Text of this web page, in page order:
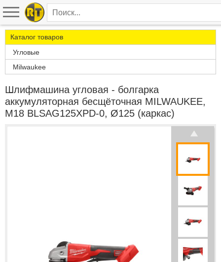
Каталог товаров
Угловые
Milwaukee
Шлифмашина угловая - болгарка
аккумуляторная бесщёточная MILWAUKEE,
M18 BLSAG125XPD-0, Ø125 (каркас)